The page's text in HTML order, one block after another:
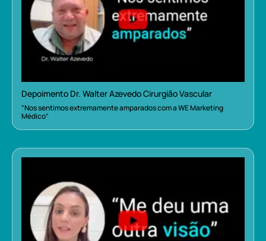
Depoimento Dr. Walter Azevedo Cirurgião Vascular
“Nos sentimos extremamente amparados com a WE Marketing
Médico”